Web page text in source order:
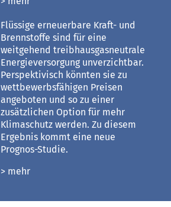
Flüssige erneuerbare Kraft- und
Brennstoffe sind für eine
weitgehend treibhausgasneutrale
Energieversorgung unverzichtbar.
Perspektivisch könnten sie zu
wettbewerbsfähigen Preisen
angeboten und so zu einer
zusätzlichen Option für mehr
Klimaschutz werden. Zu diesem
Ergebnis kommt eine neue
Prognos-Studie.
> mehr